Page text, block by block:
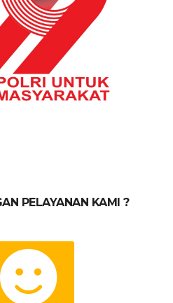
PELAYANAN KAMI ?